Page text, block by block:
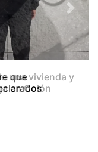
una vivienda y
en Colón
Next